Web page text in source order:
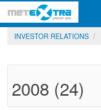
INVESTOR RELATIONS
2008 (24)